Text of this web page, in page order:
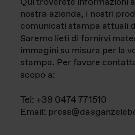
nostra azienda, i nostri
comunicati stampa attuali
Saremo lieti di fornirvi
immagini su misura per la
stampa. Per favore
scopo a:
Tel: +39 0474 771510
Email: